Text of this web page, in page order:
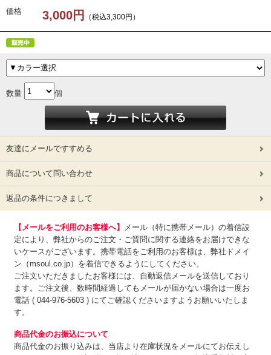
価格 3,000円 （税込3,300円）
数量 個
友達にメールですすめる
商品について問い合わせ
返品の条件につきまして
【メールをご利用のお客様へ】
メール（特に携帯メール）の着信設
定により、弊社からのご注文・ご質問に関する連絡をお届けできな
いケースがございます。携帯電話をご利用のお客様は、弊社ドメイ
ン（msoul.co.jp）を着信できるようにしてください。
ご注文いただきましたお客様には、自動返信メールを送信しており
ます。ご注文後、数時間経過してもメールが届かない場合は一度お
電話 ( 044-976-5603 ) にてご確認くださいますようお願いいたしま
す。
商品代金のお振込について
商品代金のお振り込みは、 当店より在庫状況をメールにてお伝えし